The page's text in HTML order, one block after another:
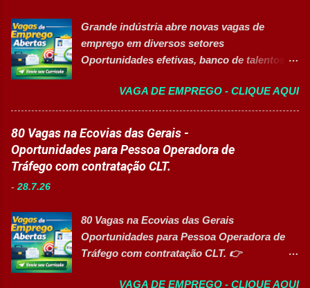
Receber produtos no centro de distribuição;
Embalar e etiquetar mercadorias; Conferir
documentos, registros e embalagens;
logísticos; Contribuir com melhorias na
operação; Atuar em equipe para garantir
agilidade nas entregas. ✅ Requisitos Ensino
Fundamental completo; Não é necessário
possuir experiência anterior; Perfil
e crescer profissionalmente. 💰
Remuneração Salário total podend...
Grande indústria abre novas vagas de
emprego em diversos setores
Oportunidades efetivas, banco de talentos e
Deficiência (PcD) 👉 CANDIDATAR AGORA
Sobre as oportunidades Uma das maiores
indústrias do setor de calçados e bens de
consumo está com novas oportunidades de
emprego abertas para profissionais de
diferentes áreas e níveis de experiência. Há
Deficiência (PcD), permitindo que
profissionais encontrem posições
compatíveis com seus perfis e objetivos de
VAGA DE EMPREGO - CLIQUE AQUI
80 Vagas na Ecovias das Gerais -
Oportunidades para Pessoa Operadora de
Tráfego com contratação CLT.
-28.7.26
80 Vagas na Ecovias das Gerais
Oportunidades para Pessoa Operadora de
Tráfego com contratação CLT. 👉
VAGA DE EMPREGO - CLIQUE AQUI